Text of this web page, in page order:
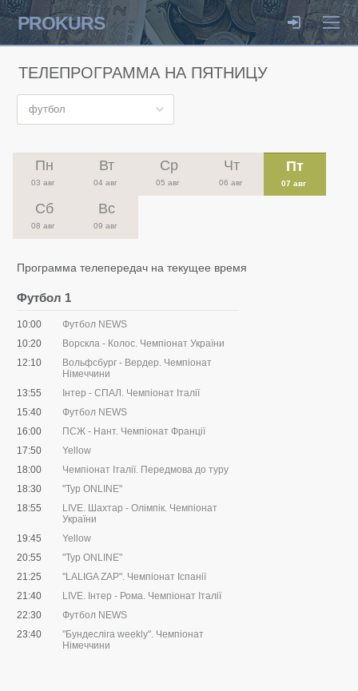
PROKURS
ТЕЛЕПРОГРАММА НА ПЯТНИЦУ
футбол
Пн
03 авг
Вт
04 авг
Ср
05 авг
Чт
06 авг
Пт
07 авг
Сб
08 авг
Вс
09 авг
Программа телепередач на текущее время
Футбол 1
10:00
Футбол NEWS
10:20
Ворскла - Колос. Чемпіонат України
12:10
Вольфсбург - Вердер. Чемпіонат
Німеччини
13:55
Інтер - СПАЛ. Чемпіонат Італії
15:40
Футбол NEWS
16:00
ПСЖ - Нант. Чемпіонат Франції
17:50
Yellow
18:00
Чемпіонат Італії. Передмова до туру
18:30
"Тур ONLINE"
18:55
LIVE. Шахтар - Олімпік. Чемпіонат
України
19:45
Yellow
20:55
"Тур ONLINE"
21:25
"LALIGA ZAP". Чемпіонат Іспанії
21:40
LIVE. Інтер - Рома. Чемпіонат Італії
22:30
Футбол NEWS
23:40
"Бундесліга weekly". Чемпіонат
Німеччини